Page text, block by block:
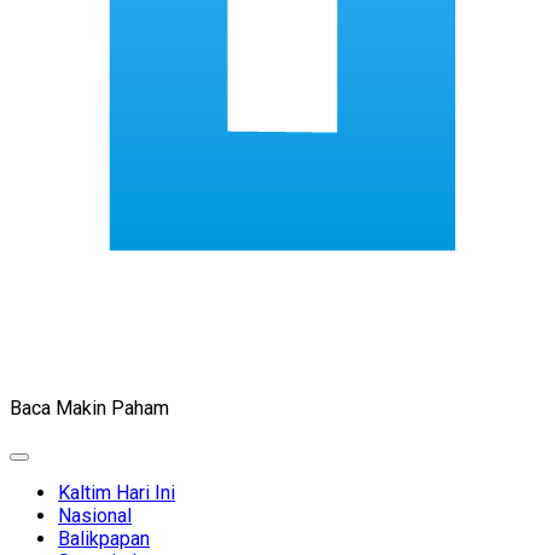
Baca Makin Paham
Expand
Kaltim Hari Ini
Nasional
Balikpapan